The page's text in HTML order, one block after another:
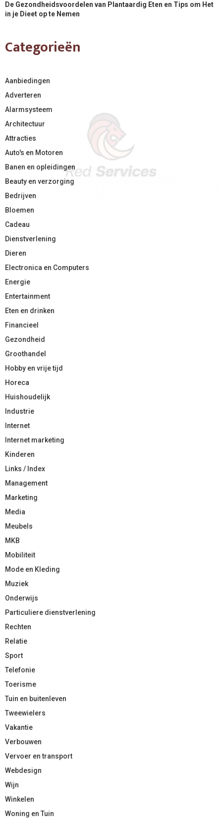
De Gezondheidsvoordelen van Plantaardig Eten en Tips om Het
in je Dieet op te Nemen
Categorieën
Aanbiedingen
Adverteren
Alarmsysteem
Architectuur
Attracties
Auto's en Motoren
Banen en opleidingen
Beauty en verzorging
Bedrijven
Bloemen
Cadeau
Dienstverlening
Dieren
Electronica en Computers
Energie
Entertainment
Eten en drinken
Financieel
Gezondheid
Groothandel
Hobby en vrije tijd
Horeca
Huishoudelijk
Industrie
Internet
Internet marketing
Kinderen
Links / Index
Management
Marketing
Media
Meubels
MKB
Mobiliteit
Mode en Kleding
Muziek
Onderwijs
Particuliere dienstverlening
Rechten
Relatie
Sport
Telefonie
Toerisme
Tuin en buitenleven
Tweewielers
Vakantie
Verbouwen
Vervoer en transport
Webdesign
Wijn
Winkelen
Woning en Tuin